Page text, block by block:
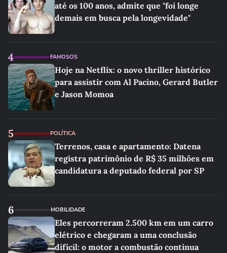
até os 100 anos, admite que "foi longe
demais em busca pela longevidade"
4 FAMOSOS
Hoje na Netflix: o novo thriller histórico
para assistir com Al Pacino, Gerard Butler
e Jason Momoa
5 POLÍTICA
Terrenos, casa e apartamento: Datena
registra patrimônio de R$ 35 milhões em
candidatura a deputado federal por SP
6 MOBILIDADE
Eles percorreram 2.500 km em um carro
elétrico e chegaram a uma conclusão
difícil: o motor a combustão continua